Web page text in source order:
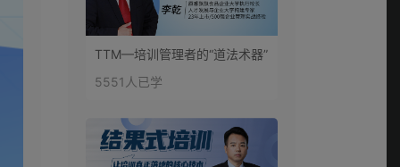
TTM—培训管理者的“道法术器”
5551人已学